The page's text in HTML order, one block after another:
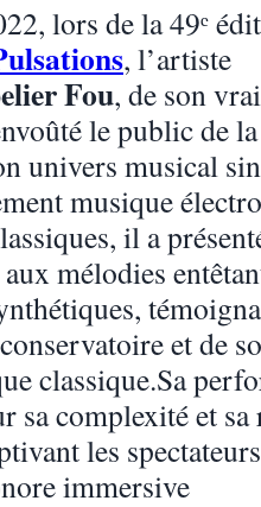
lors de la 49ᵉ
, l’artiste
Fou, de son
le public de
univers musical
musique
il a
mélodies
et de
classique.Sa
sa complexité et
les
immersive